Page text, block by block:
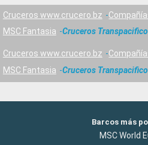
Cruceros www.crucero.bz
MSC Fantasia
Cruceros Transpacifico
Cruceros www.crucero.bz
MSC Fantasia
Cruceros Transpacifico
Barcos más
MSC World